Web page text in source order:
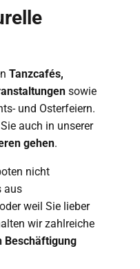
Tanzcafés,
sowie
und Osterfeiern.
auch in unserer
gehen.
nicht
aus
weil Sie lieber
wir zahlreiche
Beschäftigung